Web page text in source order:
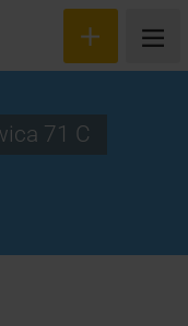
71 C